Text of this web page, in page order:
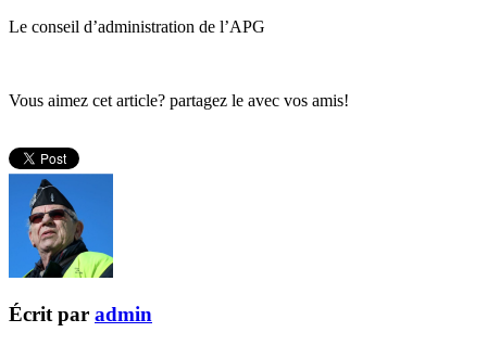
Le conseil d’administration de l’APG
Vous aimez cet article? partagez le avec vos amis!
Écrit par admin